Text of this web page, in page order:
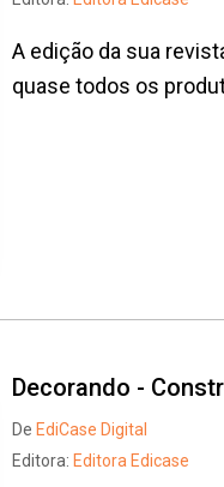
A edição da sua
quase todos os
Decorando -
De EdiCase Digital
Editora: Editora Edicase